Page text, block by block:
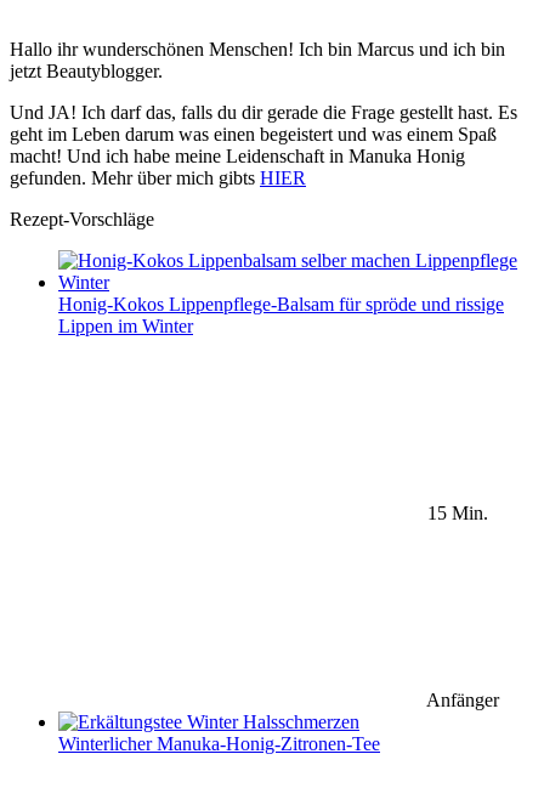
Hallo ihr wunderschönen Menschen! Ich bin Marcus und ich bin
jetzt Beautyblogger.
Und JA! Ich darf das, falls du dir gerade die Frage gestellt hast. Es
geht im Leben darum was einen begeistert und was einem Spaß
macht! Und ich habe meine Leidenschaft in Manuka Honig
gefunden. Mehr über mich gibts HIER
Rezept-Vorschläge
Honig-Kokos Lippenpflege-Balsam für spröde und rissige
Lippen im Winter
15 Min.
Anfänger
Winterlicher Manuka-Honig-Zitronen-Tee